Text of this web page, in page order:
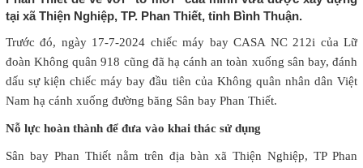
tại xã Thiện Nghiệp, TP. Phan Thiết, tỉnh Bình Thuận.
Trước đó, ngày 17-7-2024 chiếc máy bay CASA NC 212i của Lữ
đoàn Không quân 918 cũng đã hạ cánh an toàn xuống sân bay, đánh
dấu sự kiện chiếc máy bay đầu tiên của Không quân nhân dân Việt
Nam hạ cánh xuống đường băng Sân bay Phan Thiết.
Nỗ lực hoàn thành để đưa vào khai thác sử dụng
Sân bay Phan Thiết nằm trên địa bàn xã Thiện Nghiệp, TP Phan